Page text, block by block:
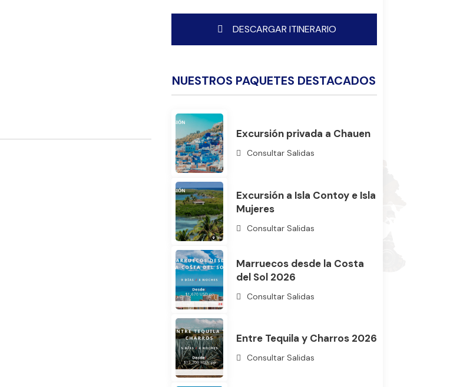
Buscar
DESCARGAR ITINERARIO
NUESTROS PAQUETES DESTACADOS
Excursión privada a Chauen
Consultar Salidas
Excursión a Isla Contoy e Isla
Mujeres
Consultar Salidas
Marruecos desde la Costa
del Sol 2026
Consultar Salidas
Entre Tequila y Charros 2026
Consultar Salidas